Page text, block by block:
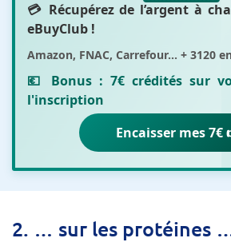
💳 Récupérez de l’argent à
eBuyClub !
Amazon, FNAC, Carrefour... + 3120
💶 Bonus : 7€ crédités sur
l'inscription
Encaisser mes 7€
2. … sur les protéines